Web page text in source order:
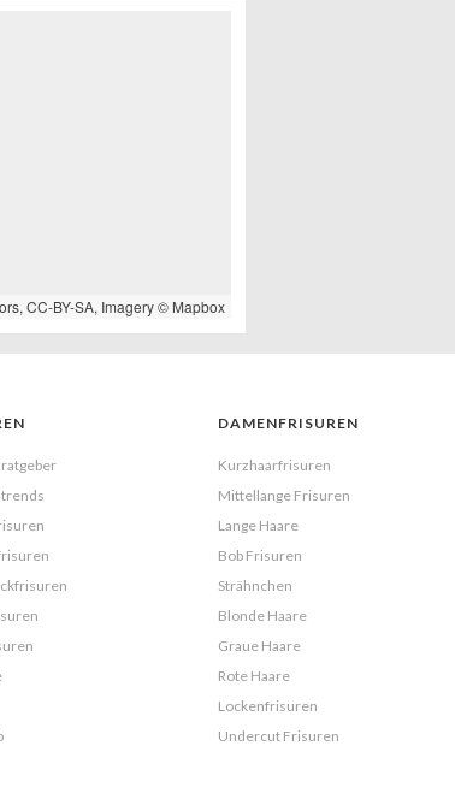
CC-BY-SA, Imagery © Mapbox
DAMENFRISUREN
Kurzhaarfrisuren
Mittellange Frisuren
Lange Haare
Bob Frisuren
Strähnchen
Blonde Haare
Graue Haare
Rote Haare
Lockenfrisuren
Undercut Frisuren